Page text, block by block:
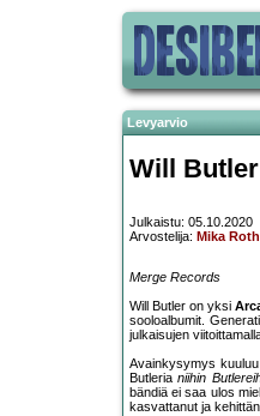
Levyarvio
Will
Julkaistu: 05.10.2020
Arvostelija: Mika Roth
Merge Records
Will Butler on yksi
sooloalbumit.
julkaisujen
Avainkysymys
Butlerianiihin
bändiä ei saa ulos
kasvattanut ja